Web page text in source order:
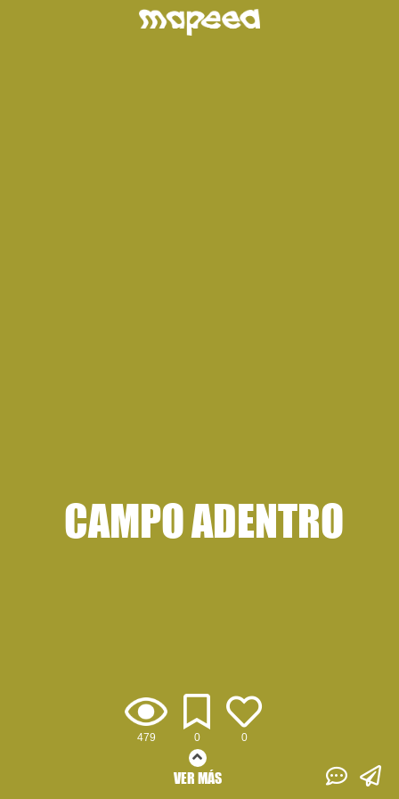
479 0 0
CAMPO ADENTRO
VER MÁS